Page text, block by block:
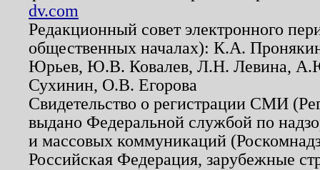
dv.com
Редакционный совет электронного
общественных началах): К.А.
Юрьев, Ю.В. Ковалев, Л.Н. Левина,
Сухинин, О.В. Егорова
Свидетельство о регистрации СМИ
выдано Федеральной службой по
и массовых коммуникаций
Российская Федерация, зарубежные